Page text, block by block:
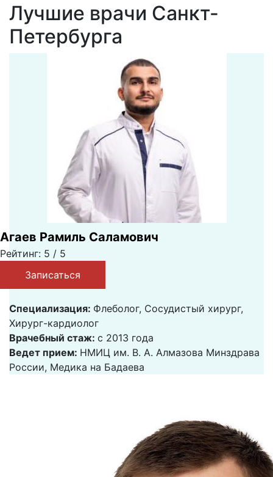
Лучшие врачи Санкт-
Петербурга
Агаев Рамиль Саламович
Рейтинг: 5 / 5
Записаться
Специализация: Флеболог, Сосудистый хирург,
Хирург-кардиолог
Врачебный стаж: с 2013 года
Ведет прием: НМИЦ им. В. А. Алмазова Минздрава
России, Медика на Бадаева